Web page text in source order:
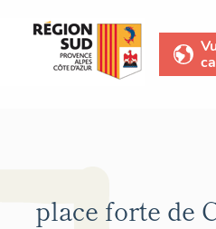
place forte de